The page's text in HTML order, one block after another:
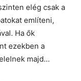
elég csak a
említeni,
Ha ők
ezekben a
majd…